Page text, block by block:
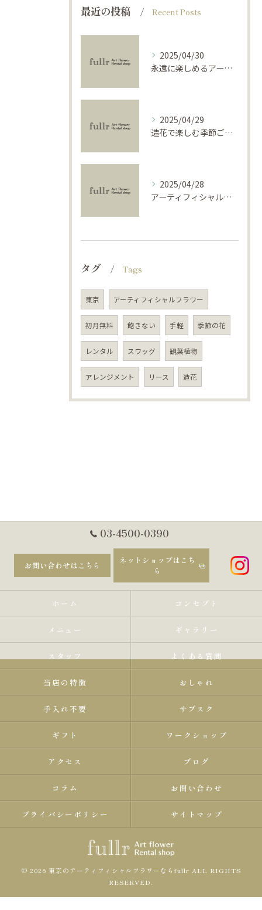
最近の投稿 Recent Posts
2025/04/30
永遠に楽しめるアーティフィシャルフラワーの使い方
2025/04/29
造花で楽しむ季節ごとのインテリア
2025/04/28
アーティフィシャルフラワーで学ぶ基礎と活用法
タグ Tags
東京 アーティフィシャルフラワー
初月無料 飽きない 手軽 季節の花
レンタル スワッグ 観葉植物
アレンジメント リース 造花
03-4500-0390
お問い合わせはこちら
ネットショップはこち
ら
ホーム コンセプト
メニュー ギャラリー
スタッフ よくある質問
当店の特徴 おしゃれ
手入れ不要 サブスク
ギフト ワークショップ
アクセス ブログ
コラム お問い合わせ
プライバシーポリシー サイトマップ
© 2026 東京のアーティフィシャルフラワーならfullr ALL RIGHTS
RESERVED.